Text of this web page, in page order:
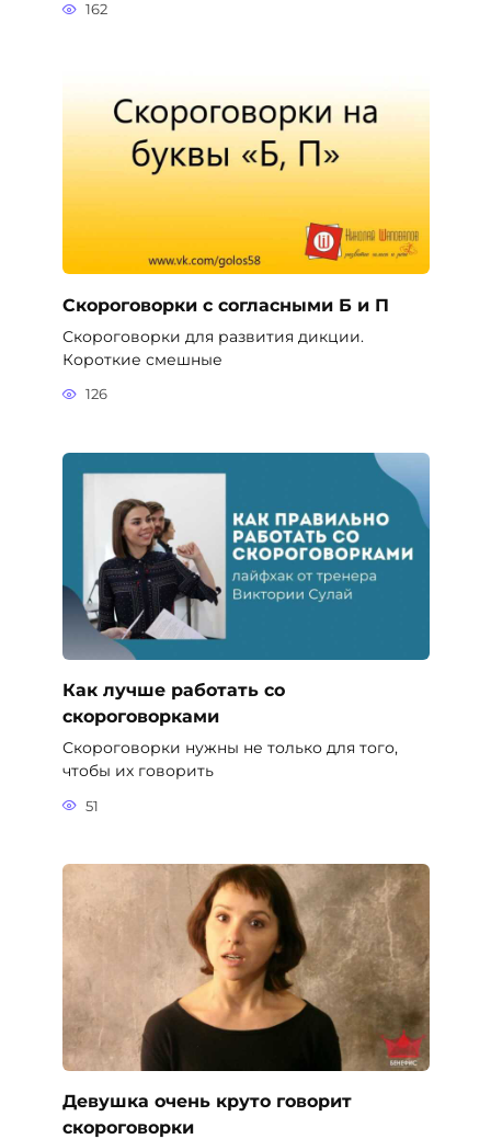
162
Скороговорки с согласными Б и П
Скороговорки для развития дикции.
Короткие смешные
126
Как лучше работать со
скороговорками
Скороговорки нужны не только для того,
чтобы их говорить
51
Девушка очень круто говорит
скороговорки